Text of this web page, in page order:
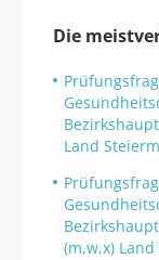
Die
Land
(m,w,x)